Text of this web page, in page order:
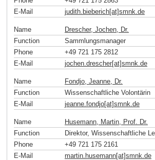
E-Mail
judith.bieberich[at]smnk.de
Name
Drescher, Jochen, Dr.
Function
Sammlungsmanager
Phone
+49 721 175 2812
E-Mail
jochen.drescher[at]smnk.de
Name
Fondjo, Jeanne, Dr.
Function
Wissenschaftliche Volontärin
E-Mail
jeanne.fondjo[at]smnk.de
Name
Husemann, Martin, Prof. Dr.
Function
Direktor, Wissenschaftliche
Phone
+49 721 175 2161
E-Mail
martin.husemann[at]smnk de